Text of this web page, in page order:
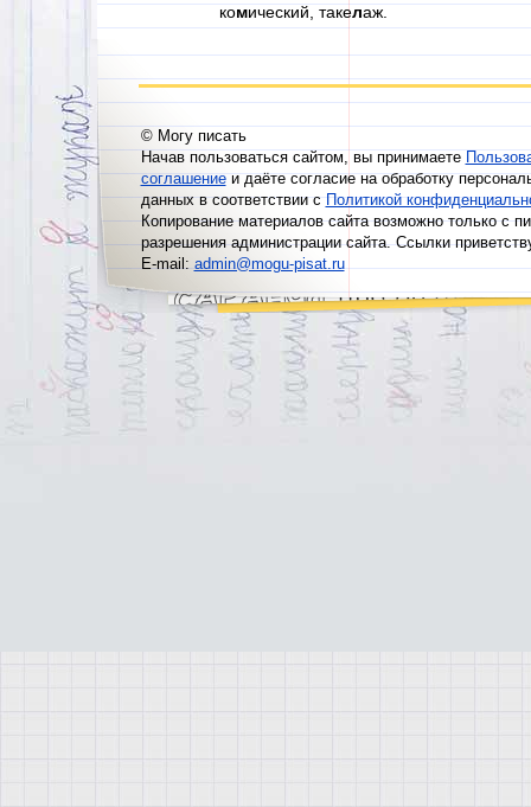
комический, такелаж.
© Могу писать
Начав пользоваться сайтом, вы принимаете
соглашениеи даёте согласие на обработку
данных в соответствии сПолитикой
Копирование материалов сайта возможно только с
разрешения администрации сайта. Ссылки
E-mail:admin@mogu-pisat.ru